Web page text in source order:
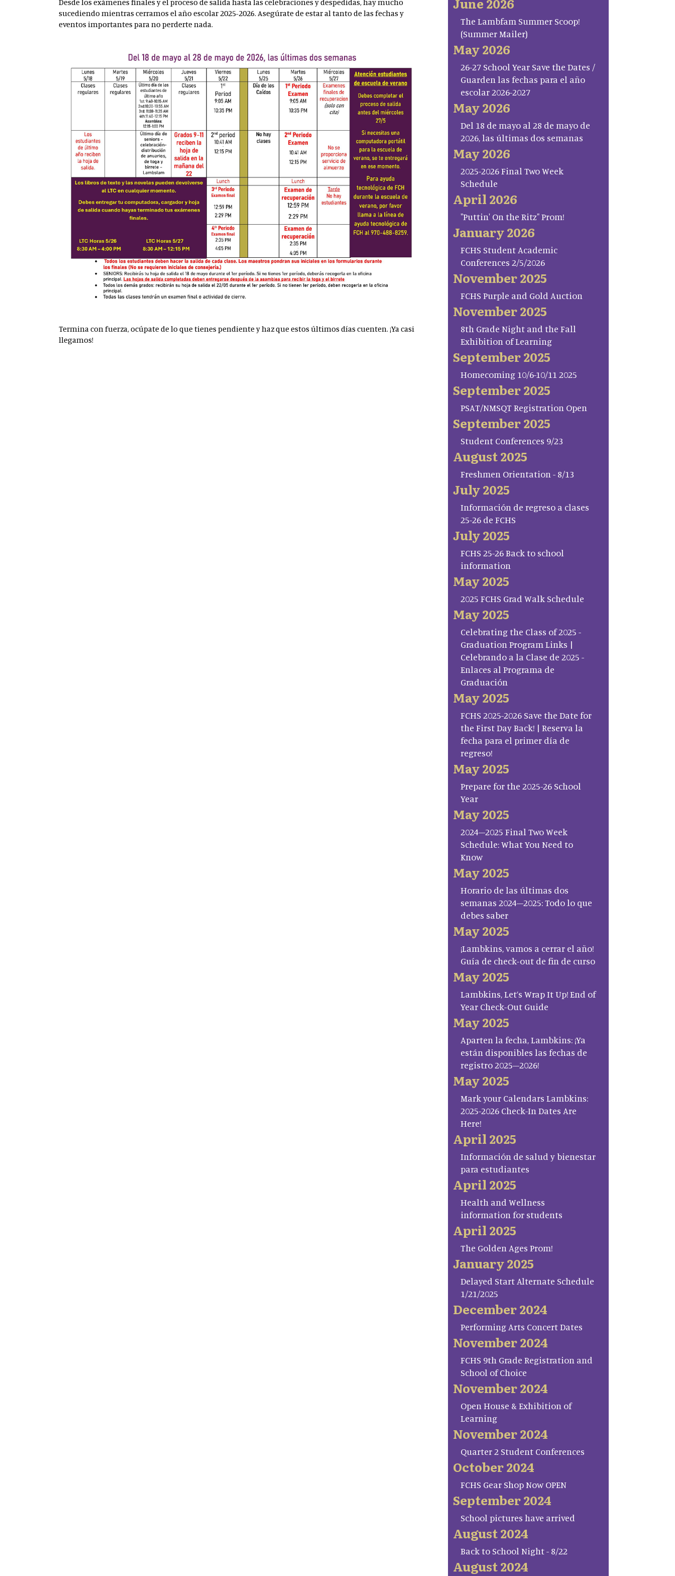
Desde los exámenes finales y el proceso de salida hasta las celebraciones y despedidas, hay mucho
sucediendo mientras cerramos el año escolar 2025-2026. Asegúrate de estar al tanto de las fechas y
eventos importantes para no perderte nada.
Termina con fuerza, ocúpate de lo que tienes pendiente y haz que estos últimos días cuenten. ¡Ya casi
llegamos!
The Lambfam Summer Scoop!
(Summer Mailer)
May 2026
26-27 School Year Save the Dates /
Guarden las fechas para el año
escolar 2026-2027
May 2026
Del 18 de mayo al 28 de mayo de
2026, las últimas dos semanas
May 2026
2025-2026 Final Two Week
Schedule
April 2026
"Puttin' On the Ritz" Prom!
January 2026
FCHS Student Academic
Conferences 2/5/2026
November 2025
FCHS Purple and Gold Auction
November 2025
8th Grade Night and the Fall
Exhibition of Learning
September 2025
Homecoming 10/6-10/11 2025
September 2025
PSAT/NMSQT Registration Open
September 2025
Student Conferences 9/23
August 2025
Freshmen Orientation - 8/13
July 2025
Información de regreso a clases
25-26 de FCHS
July 2025
FCHS 25-26 Back to school
information
May 2025
2025 FCHS Grad Walk Schedule
May 2025
Celebrating the Class of 2025 -
Graduation Program Links |
Celebrando a la Clase de 2025 -
Enlaces al Programa de
Graduación
May 2025
FCHS 2025-2026 Save the Date for
the First Day Back! | Reserva la
fecha para el primer día de
regreso!
May 2025
Prepare for the 2025-26 School
Year
May 2025
2024–2025 Final Two Week
Schedule: What You Need to
Know
May 2025
Horario de las últimas dos
semanas 2024–2025: Todo lo que
debes saber
May 2025
¡Lambkins, vamos a cerrar el año!
Guía de check-out de fin de curso
May 2025
Lambkins, Let’s Wrap It Up! End of
Year Check-Out Guide
May 2025
Aparten la fecha, Lambkins: ¡Ya
están disponibles las fechas de
registro 2025–2026!
May 2025
Mark your Calendars Lambkins:
2025-2026 Check-In Dates Are
Here!
April 2025
Información de salud y bienestar
para estudiantes
April 2025
Health and Wellness
information for students
April 2025
The Golden Ages Prom!
January 2025
Delayed Start Alternate Schedule
1/21/2025
December 2024
Performing Arts Concert Dates
November 2024
FCHS 9th Grade Registration and
School of Choice
November 2024
Open House & Exhibition of
Learning
November 2024
Quarter 2 Student Conferences
October 2024
FCHS Gear Shop Now OPEN
September 2024
School pictures have arrived
August 2024
Back to School Night - 8/22
August 2024